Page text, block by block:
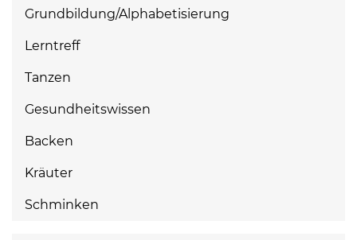
Grundbildung/Alphabetisierung
Lerntreff
Tanzen
Gesundheitswissen
Backen
Kräuter
Schminken